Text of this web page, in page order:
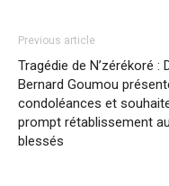
Previous article
Tragédie de N’zérékoré :
Bernard Goumou
condoléances et
prompt rétablissement
blessés